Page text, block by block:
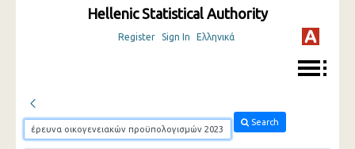
Hellenic Statistical Authority
Register Sign In Ελληνικά
Search